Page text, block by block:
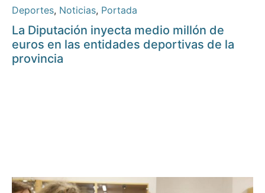
Deportes, Noticias, Portada
La Diputación inyecta medio millón de
euros en las entidades deportivas de la
provincia